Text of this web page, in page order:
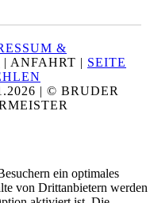
&
| ANFAHRT | SEITE
| © BRUDER
ein optimales
von Drittanbietern werden